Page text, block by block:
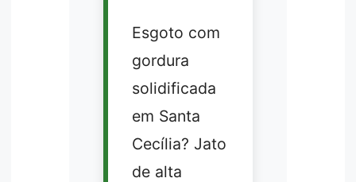
Esgoto com
gordura
solidificada
em Santa
Cecília? Jato
de alta